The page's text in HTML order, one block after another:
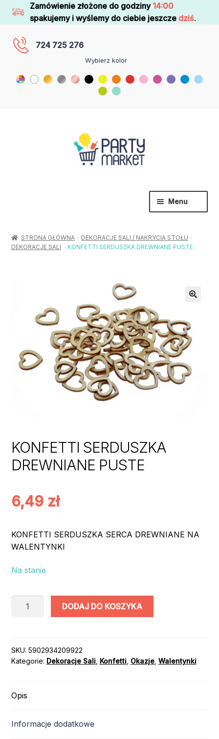
Zamówienie złożone do godziny 14:00
spakujemy i wyślemy do ciebie jeszcze dziś.
724 725 276
Wybierz kolor
Menu
menu
Urodziny / Imprezy
Rozwiń
Rozwiń
Akcesoria Party
Moje konto
STRONA GŁÓWNA
DEKORACJE SALI / NAKRYCIA STOŁU
DEKORACJE SALI
KONFETTI SERDUSZKA DREWNIANE PUSTE
KONFETTI SERDUSZKA
DREWNIANE PUSTE
6,49 zł
KONFETTI SERDUSZKA SERCA DREWNIANE NA
WALENTYNKI
Na stanie
PUSTE
DODAJ DO KOSZYKA
SKU: 5902934209922
Kategorie: Dekoracje Sali, Konfetti, Okazje, Walentynki
Opis
Informacje dodatkowe